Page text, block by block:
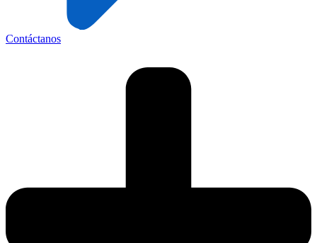
Contáctanos